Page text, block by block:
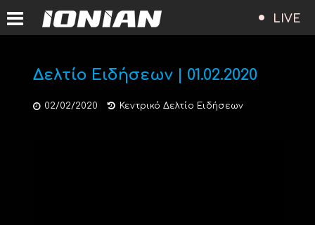
LIVE
Δελτίο Ειδήσεων | 01.02.2020
02/02/2020 Κεντρικό Δελτίο Ειδήσεων